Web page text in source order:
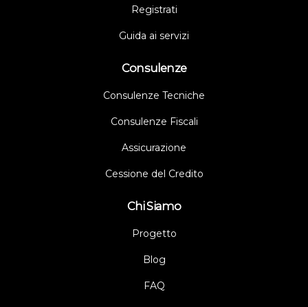
Registrati
Guida ai servizi
Consulenze
Consulenze Tecniche
Consulenze Fiscali
Assicurazione
Cessione del Credito
Chi Siamo
Progetto
Blog
FAQ